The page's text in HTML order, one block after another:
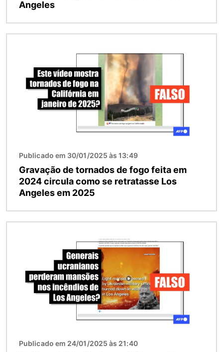
Angeles
Publicado em 30/01/2025 às 13:49
Gravação de tornados de fogo feita em
2024 circula como se retratasse Los
Angeles em 2025
Publicado em 24/01/2025 às 21:40